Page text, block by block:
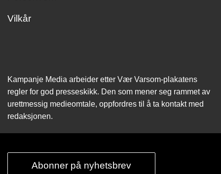
Vilkår
Kampanje Media arbeider etter Vær Varsom-plakatens
regler for god presseskikk. Den som mener seg rammet av
urettmessig medie­omtale, oppfordres til å ta kontakt med
redaksjonen.
Abonner på nyhetsbrev